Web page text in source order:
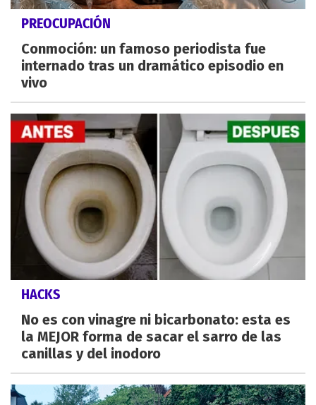
PREOCUPACIÓN
Conmoción: un famoso periodista fue
internado tras un dramático episodio en
vivo
HACKS
No es con vinagre ni bicarbonato: esta es
la MEJOR forma de sacar el sarro de las
canillas y del inodoro